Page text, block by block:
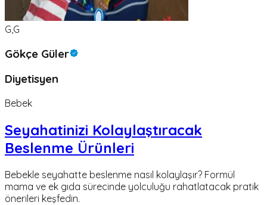
G,G
Gökçe Güler
Diyetisyen
Bebek
Seyahatinizi Kolaylaştıracak
Beslenme Ürünleri
Bebekle seyahatte beslenme nasıl kolaylaşır? Formül
mama ve ek gıda sürecinde yolculuğu rahatlatacak pratik
önerileri keşfedin.